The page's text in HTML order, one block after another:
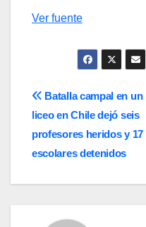
Ver fuente
Navegación
de
entradas
Batalla campal en un
liceo en Chile dejó seis
profesores heridos y 17
escolares detenidos